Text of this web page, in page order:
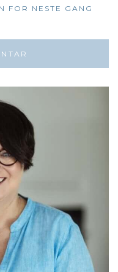
FOR NESTE GANG